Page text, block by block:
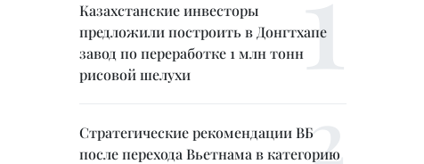
Казахстанские инвесторы
предложили построить в Донгтхапе
завод по переработке 1 млн тонн
рисовой шелухи
Стратегические рекомендации ВБ
после перехода Вьетнама в категорию